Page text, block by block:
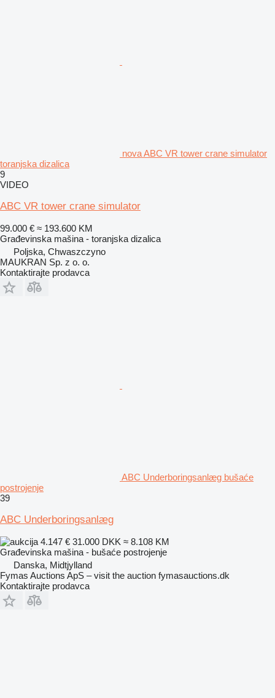
nova ABC VR tower crane simulator
toranjska dizalica
9
VIDEO
ABC VR tower crane simulator
99.000 € ≈ 193.600 KM
Građevinska mašina - toranjska dizalica
Poljska, Chwaszczyno
MAUKRAN Sp. z o. o.
Kontaktirajte prodavca
ABC Underboringsanlæg bušaće
postrojenje
39
ABC Underboringsanlæg
4.147 € 31.000 DKK ≈ 8.108 KM
Građevinska mašina - bušaće postrojenje
Danska, Midtjylland
Fymas Auctions ApS – visit the auction fymasauctions.dk
Kontaktirajte prodavca